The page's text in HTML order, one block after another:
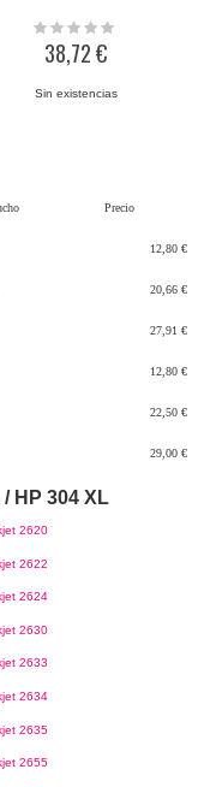
Rating:
38,72 €
Sin existencias
Precio
12,80 €
20,66 €
27,91 €
12,80 €
22,50 €
29,00 €
HP 304 XL
2620
2622
2624
2630
2633
2634
2635
2655